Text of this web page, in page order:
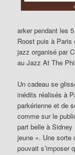
arker pendant les
Roost puis à Paris
jazz organisé par
au Jazz At The
Un cadeau se
inédits réalisés à
parkérienne et de
comme sur le
part belle à
jeune ». Une sorte
pouvait s’imposer